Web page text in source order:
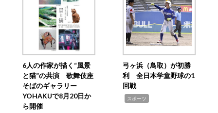
6人の作家が描く“風景
と猫”の共演 歌舞伎座
そばのギャラリー
YOHAKUで8月20日か
ら開催
弓ヶ浜（鳥取）が初勝
利 全日本学童野球の1
回戦
スポーツ